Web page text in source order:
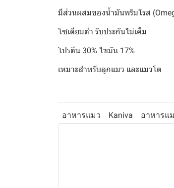
มีส่วนผสมของน้ำมันพริมโรส
โซเดียมต่ำ รับประกันไม่เค็ม
โปรตีน 30% ไขมัน 17%
เหมาะสำหรับลูกแมว และแมวโต
อาหารแมว Kaniva อาหารแ